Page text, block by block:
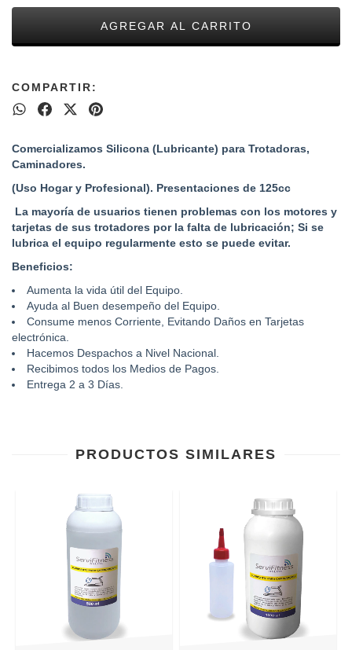
COMPARTIR:
Comercializamos Silicona (Lubricante) para Trotadoras,
Caminadores.
(Uso Hogar y Profesional). Presentaciones de 125cc
La mayoría de usuarios tienen problemas con los motores y
tarjetas de sus trotadores por la falta de lubricación; Si se
lubrica el equipo regularmente esto se puede evitar.
Beneficios:
Aumenta la vida útil del Equipo.
Ayuda al Buen desempeño del Equipo.
Consume menos Corriente, Evitando Daños en Tarjetas
electrónica.
Hacemos Despachos a Nivel Nacional.
Recibimos todos los Medios de Pagos.
Entrega 2 a 3 Días.
PRODUCTOS SIMILARES